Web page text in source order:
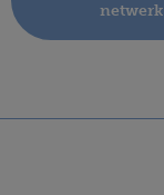
netwerk